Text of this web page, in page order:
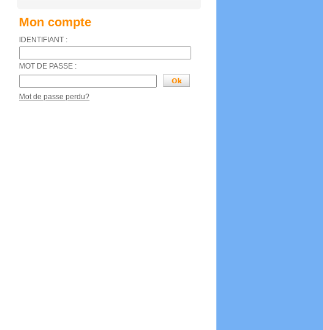
Mon compte
IDENTIFIANT :
MOT DE PASSE :
Mot de passe perdu?